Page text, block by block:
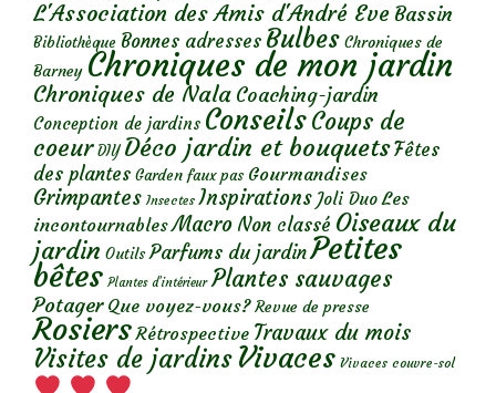
L'Association des Amis d'André Eve Bassin
Bibliothèque Bonnes adresses Bulbes Chroniques de
Barney Chroniques de mon jardin
Chroniques de Nala Coaching-jardin
Conception de jardins ConseilsCoups de
coeur DIY Déco jardin et bouquetsFêtes
des plantes Garden faux pas Gourmandises
Grimpantes Insectes Inspirations Joli Duo Les
incontournables Macro Non classé Oiseaux du
jardin Outils Parfums du jardinPetites
bêtes Plantes d’intérieur Plantes sauvages
Potager Que voyez-vous? Revue de presse
Rosiers Rétrospective Travaux du mois
Visites de jardins Vivaces Vivaces couvre-sol